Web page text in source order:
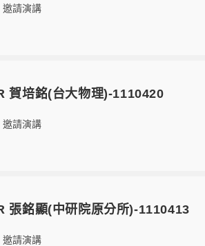
邀請演講
賀培銘(台大物理)-1110420
邀請演講
張銘顯(中研院原分所)-1110413
邀請演講